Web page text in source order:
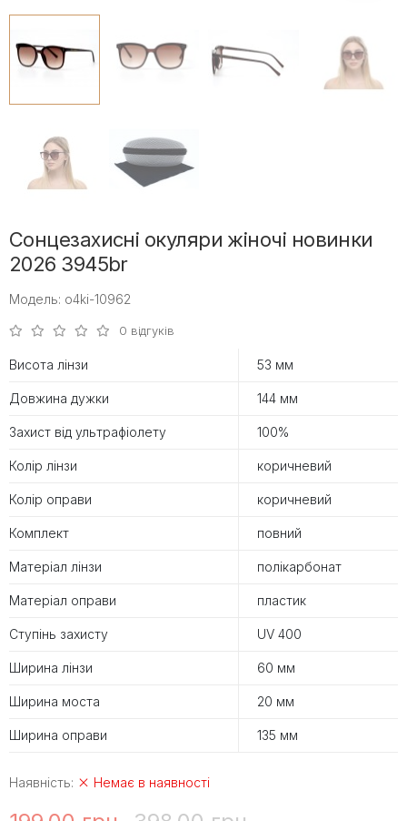
Сонцезахисні окуляри жіночі новинки
2026 3945br
Модель: o4ki-10962
0 відгуків
Висота лінзи 53 мм
Довжина дужки 144 мм
Захист від ультрафіолету 100%
Колір лінзи коричневий
Колір оправи коричневий
Комплект повний
Матеріал лінзи полікарбонат
Матеріал оправи пластик
Ступінь захисту UV 400
Ширина лінзи 60 мм
Ширина моста 20 мм
Ширина оправи 135 мм
Наявність: Немає в наявності